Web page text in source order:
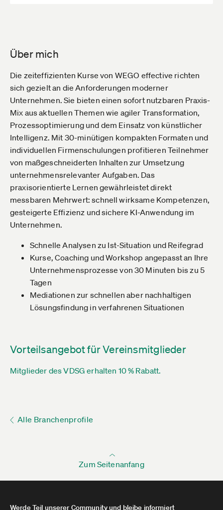
Über mich
Die zeiteffizienten Kurse von WEGO effective richten
sich gezielt an die Anforderungen moderner
Unternehmen. Sie bieten einen sofort nutzbaren Praxis-
Mix aus aktuellen Themen wie agiler Transformation,
Prozessoptimierung und dem Einsatz von künstlicher
Intelligenz. Mit 30-minütigen kompakten Formaten und
individuellen Firmenschulungen profitieren Teilnehmer
von maßgeschneiderten Inhalten zur Umsetzung
unternehmensrelevanter Aufgaben. Das
praxisorientierte Lernen gewährleistet direkt
messbaren Mehrwert: schnell wirksame Kompetenzen,
gesteigerte Effizienz und sichere KI-Anwendung im
Unternehmen.
Schnelle Analysen zu Ist-Situation und Reifegrad
Kurse, Coaching und Workshop angepasst an Ihre
Unternehmensprozesse von 30 Minuten bis zu 5
Tagen
Mediationen zur schnellen aber nachhaltigen
Lösungsfindung in verfahrenen Situationen
Vorteilsangebot für Vereinsmitglieder
Mitglieder des VDSG erhalten 10 % Rabatt.
Alle Branchenprofile
Zum Seitenanfang
Werde Teil unserer Community und bleibe informiert